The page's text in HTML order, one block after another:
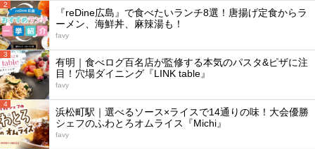
2
『reDine広島』で食べたいランチ8選！唐揚げ定食からラ
ーメン、海鮮丼、麻辣湯も！
favy
3
有明｜食べログ百名店が監修する本気のパスタ&ピザに注
目！穴場ダイニング『LINK table』
favy
4
浜松町駅｜選べるソース×ライスで14通りの味！大会優勝
シェフのふわとろオムライス『Michi』
favy